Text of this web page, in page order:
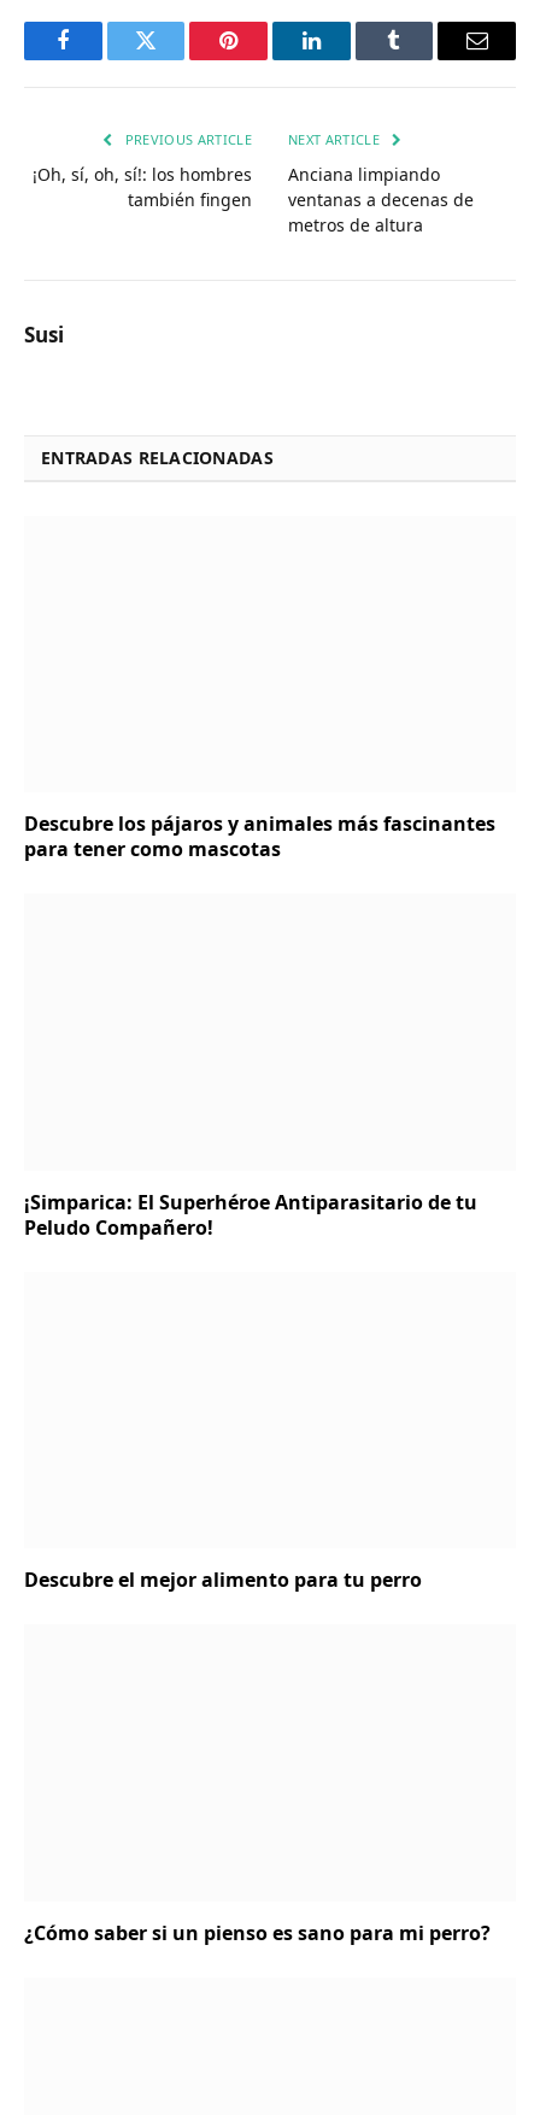
FacebookTwitter Pinterest LinkedInTumblr Email
PREVIOUS ARTICLE
¡Oh, sí, oh, sí!: los hombres
también fingen
NEXT ARTICLE
Anciana limpiando
ventanas a decenas de
metros de altura
Susi
ENTRADAS RELACIONADAS
Descubre los pájaros y animales más fascinantes
para tener como mascotas
¡Simparica: El Superhéroe Antiparasitario de tu
Peludo Compañero!
Descubre el mejor alimento para tu perro
¿Cómo saber si un pienso es sano para mi perro?